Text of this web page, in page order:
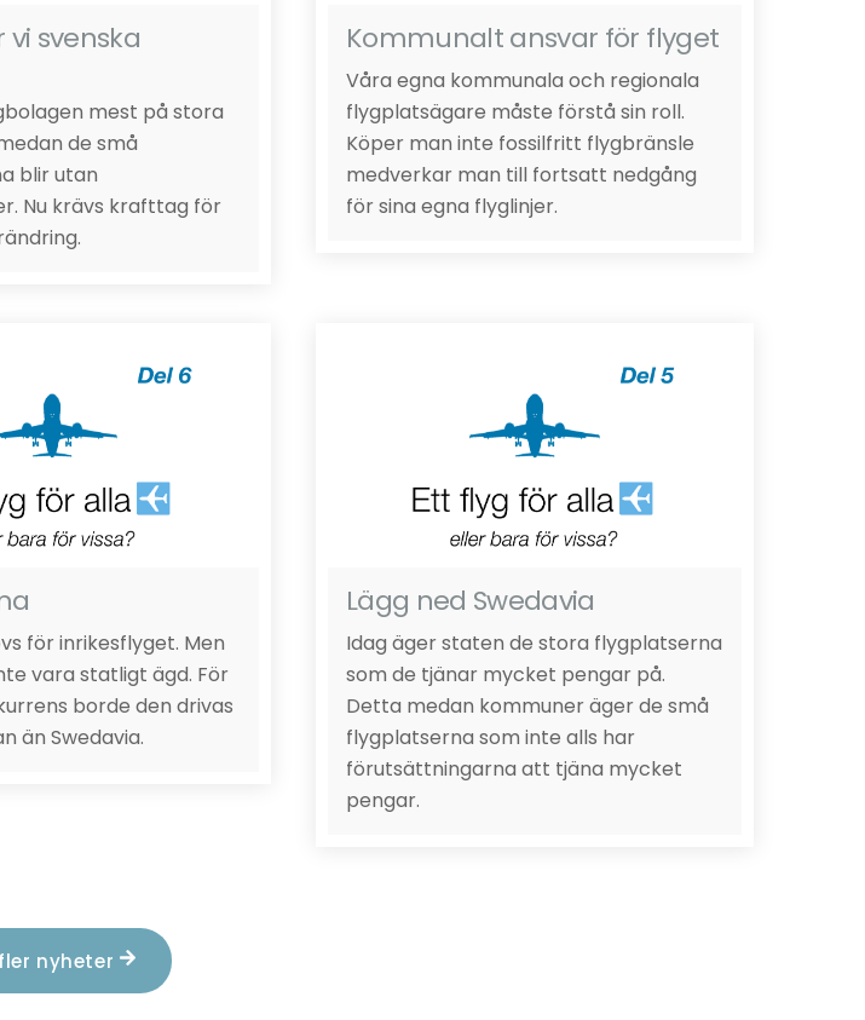
svenska
mest på stora
de små
blir utan
Nu krävs krafttag för
Kommunalt ansvar för flyget
Våra egna kommunala och regionala
flygplatsägare måste förstå sin roll.
Köper man inte fossilfritt flygbränsle
medverkar man till fortsatt nedgång
för sina egna flyglinjer.
för inrikesflyget. Men
vara statligt ägd. För
borde den drivas
än Swedavia.
Lägg ned Swedavia
Idag äger staten de stora flygplatserna
som de tjänar mycket pengar på.
Detta medan kommuner äger de små
flygplatserna som inte alls har
förutsättningarna att tjäna mycket
pengar.
nyheter